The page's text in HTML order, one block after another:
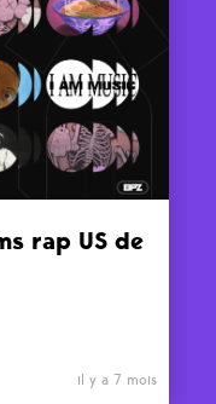
rap US de
il y a 7 mois